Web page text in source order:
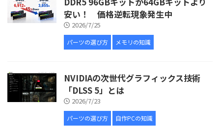
安い！ 価格逆転現象発生中
2026/7/25
パーツの選び方 メモリの知識
NVIDIAの次世代グラフィックス技術
「DLSS 5」とは
2026/7/23
パーツの選び方 自作PCの知識